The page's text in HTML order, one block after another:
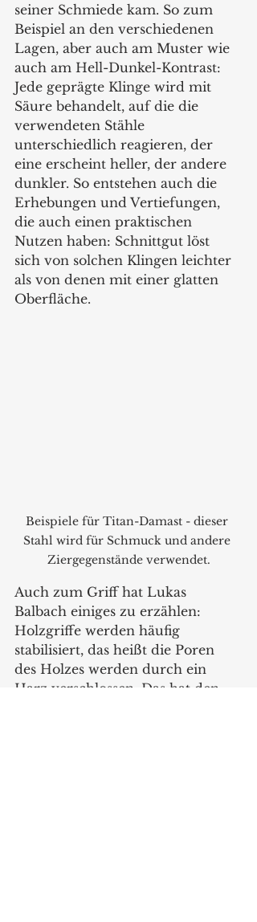
seiner Schmiede kam. So zum
Beispiel an den verschiedenen
Lagen, aber auch am Muster wie
auch am Hell-Dunkel-Kontrast:
Jede geprägte Klinge wird mit
Säure behandelt, auf die die
verwendeten Stähle
unterschiedlich reagieren, der
eine erscheint heller, der andere
dunkler. So entstehen auch die
Erhebungen und Vertiefungen,
die auch einen praktischen
Nutzen haben: Schnittgut löst
sich von solchen Klingen leichter
als von denen mit einer glatten
Oberfläche.
Beispiele für Titan-Damast - dieser
Stahl wird für Schmuck und andere
Ziergegenstände verwendet.
Auch zum Griff hat Lukas
Balbach einiges zu erzählen:
Holzgriffe werden häufig
stabilisiert, das heißt die Poren
des Holzes werden durch ein
Harz verschlossen. Das hat den